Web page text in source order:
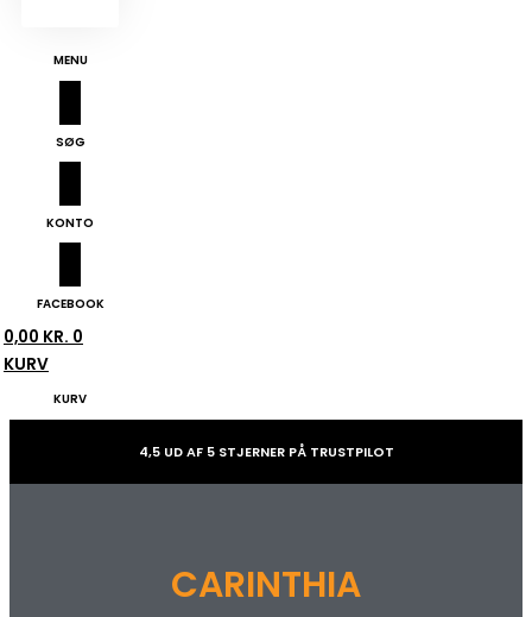
MENU
SØG
KONTO
FACEBOOK
0,00 KR. 0
KURV
KURV
4,5 UD AF 5 STJERNER PÅ TRUSTPILOT
CARINTHIA